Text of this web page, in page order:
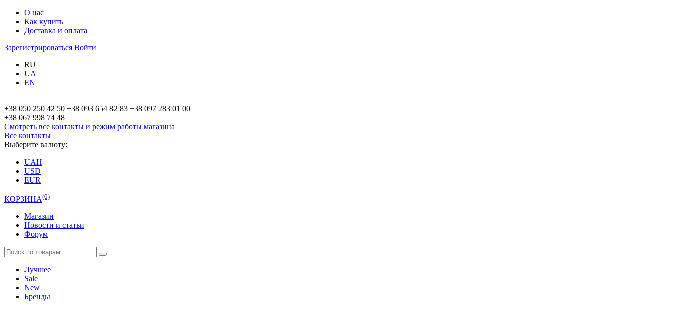
О нас
Как купить
Доставка и оплата
Зарегистрироваться Войти
RU
UA
EN
+38 050 250 42 50 +38 093 654 82 83 +38 097 283 01 00
+38 067 998 74 48
Смотреть все контакты и режим работы магазина
Все контакты
Выберите валюту:
UAH
USD
EUR
КОРЗИНА(0)
Магазин
Новости и статьи
Форум
Лучшее
Sale
New
Бренды